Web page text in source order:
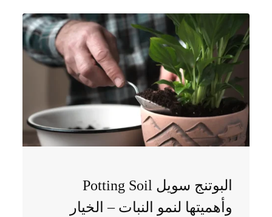
البوتنج سويل Potting Soil
وأهميتها لنمو النبات – الخيار